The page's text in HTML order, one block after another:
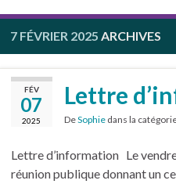
7 FÉVRIER 2025 ARCHIVES
FÉV
07
2025
Lettre
DeSophiedans la
Lettre d’information Le
réunion publique donnant un